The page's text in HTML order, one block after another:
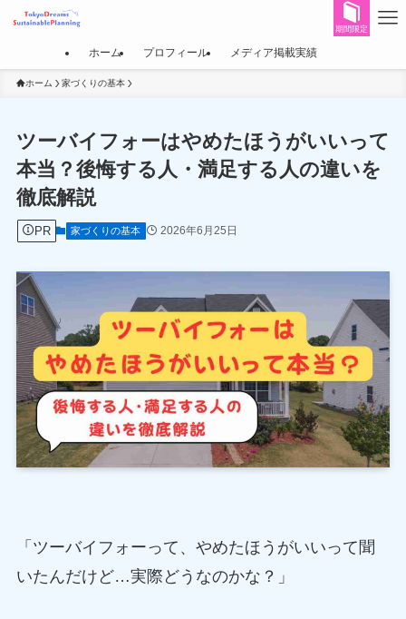
期間限定
ホーム プロフィール メディア掲載実績
ホーム 家づくりの基本
ツーバイフォーはやめたほうがいいって
本当？後悔する人・満足する人の違いを
徹底解説
PR 家づくりの基本 2026年6月25日
「ツーバイフォーって、やめたほうがいいって聞
いたんだけど…実際どうなのかな？」